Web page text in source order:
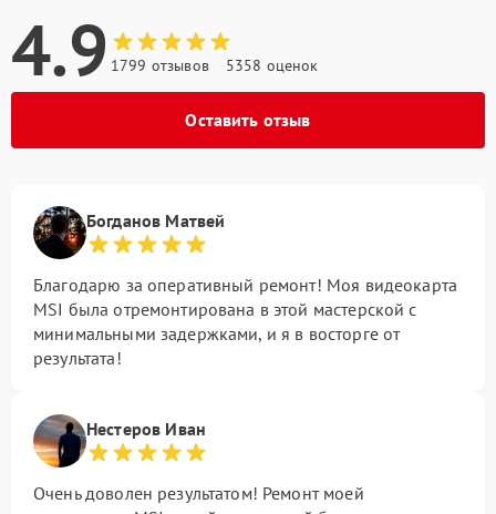
4.9 1799 отзывов 5358 оценок
Оставить отзыв
Богданов Матвей
Благодарю за оперативный ремонт! Моя видеокарта
MSI была отремонтирована в этой мастерской с
минимальными задержками, и я в восторге от
результата!
Нестеров Иван
Очень доволен результатом! Ремонт моей